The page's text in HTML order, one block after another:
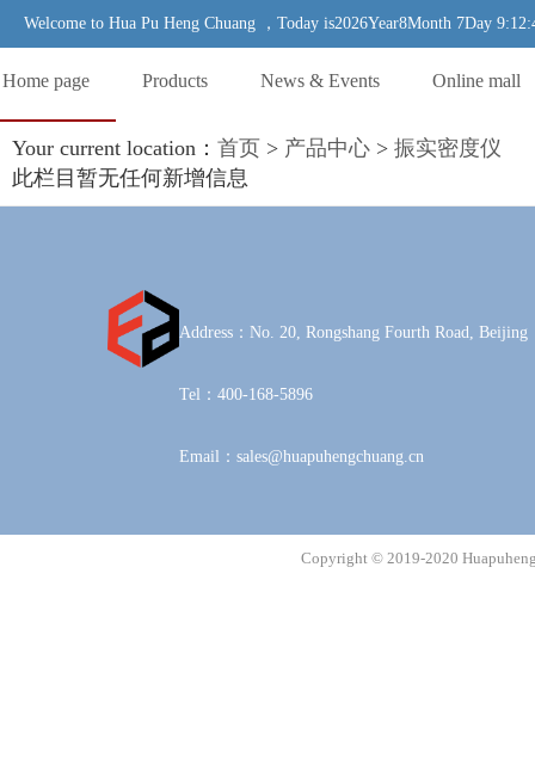
Welcome to Hua Pu Heng Chuang ，Today is2026Year8Month 7Day
Home page Products News & Events Online mall
Your current location： 首页 > 产品中心 > 振实密度仪
此栏目暂无任何新增信息
Address：No. 20, Rongshang Fourth Road, Beijing
Tel：400-168-5896
Email：sales@huapuhengchuang.cn
Copyright © 2019-2020